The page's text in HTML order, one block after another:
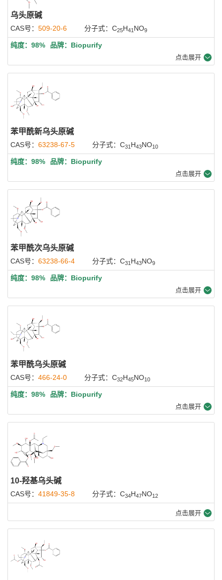
乌头原碱
CAS号： 509-20-6 分子式：C25H41 NO9
纯度：98% 品牌：Biopurify
点击展开
苯甲酰新乌头原碱
CAS号： 63238-67-5 分子式：C31 H43NO10
纯度：98% 品牌：Biopurify
点击展开
苯甲酰次乌头原碱
CAS号： 63238-66-4 分子式：C31 H43NO9
纯度：98% 品牌：Biopurify
点击展开
苯甲酰乌头原碱
CAS号： 466-24-0 分子式：C32H45NO10
纯度：98% 品牌：Biopurify
点击展开
10-羟基乌头碱
CAS号： 41849-35-8 分子式：C34H47NO12
点击展开